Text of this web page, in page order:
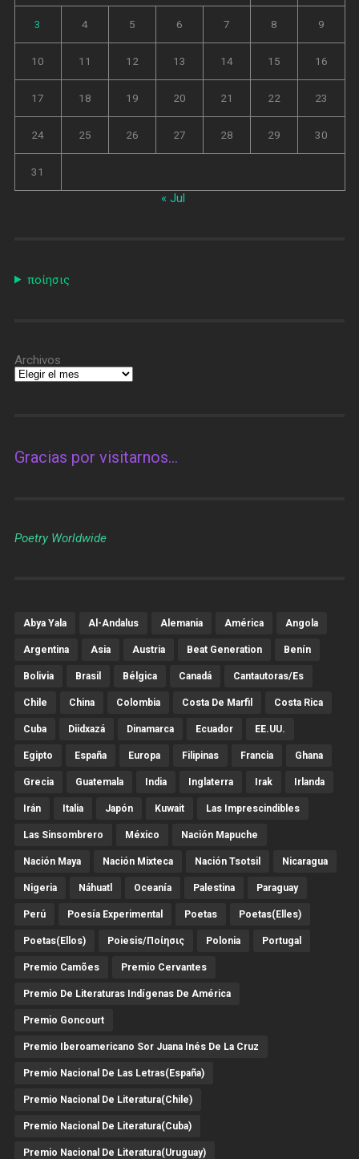
3 4 5 6 7 8 9
10 11 12 13 14 15 16
17 18 19 20 21 22 23
24 25 26 27 28 29 30
31
« Jul
ποίησις
Archivos
Gracias por visitarnos…
Poetry Worldwide
Abya Yala Al-Andalus Alemania América Angola
Argentina Asia Austria Beat Generation Benín
Bolivia Brasil Bélgica Canadá Cantautoras/es
Chile China Colombia Costa De Marfil Costa Rica
Cuba Diidxazá Dinamarca Ecuador EE.UU.
Egipto España Europa Filipinas Francia Ghana
Grecia Guatemala India Inglaterra Irak Irlanda
Irán Italia Japón Kuwait Las Imprescindibles
Las Sinsombrero México Nación Mapuche
Nación Maya Nación Mixteca Nación Tsotsil Nicaragua
Nigeria Náhuatl Oceanía Palestina Paraguay
Perú Poesía Experimental Poetas Poetas(Elles)
Poetas(Ellos) Poiesis/ποίησις Polonia Portugal
Premio Camões Premio Cervantes
Premio De Literaturas Indígenas De América
Premio Goncourt
Premio Iberoamericano Sor Juana Inés De La Cruz
Premio Nacional De Las Letras(España)
Premio Nacional De Literatura(Chile)
Premio Nacional De Literatura(Cuba)
Premio Nacional De Literatura(Uruguay)